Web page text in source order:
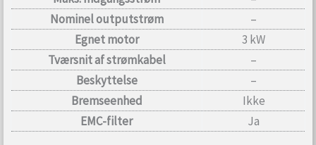
Nominel outputstrøm
–
Egnet motor
3 kW
Tværsnit af strømkabel
–
Beskyttelse
–
Bremseenhed
Ikke
EMC-filter
Ja